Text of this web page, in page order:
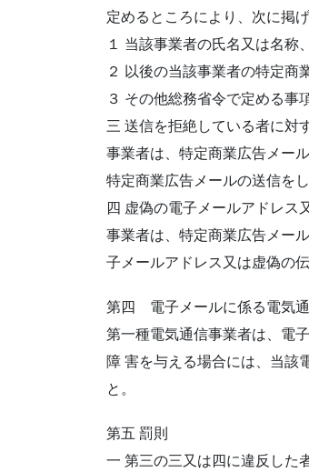
定めるところにより、次に掲
１ 当該事業者の氏名又は名称
２ 以後の当該事業者の特定商
３ その他総務省令で定める事
三 送信を拒絶している者に対
事業者は、特定商業広告メー
特定商業広告メールの送信を
四 虚偽の電子メールアドレス
事業者は、特定商業広告メー
子メールアドレス又は虚偽の
第四 電子メールに係る電気
第一種電気通信事業者は、電
障 害を与える場合には、当該
と。
第五 罰則
一 第三の三又は四に違反した